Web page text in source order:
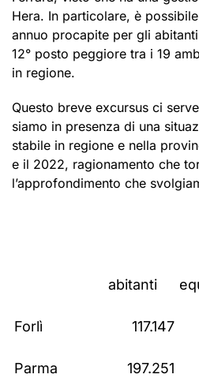
Hera. In particolare, è
annuo procapite per gli
12° posto peggiore tra i 19
in regione.
Questo breve excursus ci
siamo in presenza di una
stabile in regione e nella
e il 2022, ragionamento che
l’approfondimento che
abitanti
Forlì 117.147
Parma 197.251